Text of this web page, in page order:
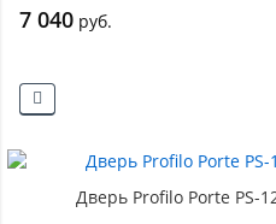
7 040 руб.
Дверь Profilo Porte PS-